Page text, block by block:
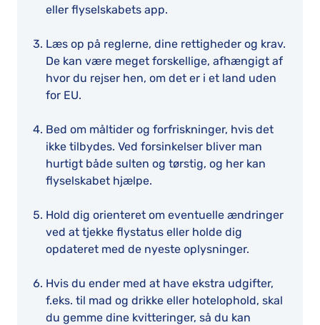
eller flyselskabets app.
Læs op på reglerne, dine rettigheder og krav.
De kan være meget forskellige, afhængigt af
hvor du rejser hen, om det er i et land uden
for EU.
Bed om måltider og forfriskninger, hvis det
ikke tilbydes. Ved forsinkelser bliver man
hurtigt både sulten og tørstig, og her kan
flyselskabet hjælpe.
Hold dig orienteret om eventuelle ændringer
ved at tjekke flystatus eller holde dig
opdateret med de nyeste oplysninger.
Hvis du ender med at have ekstra udgifter,
f.eks. til mad og drikke eller hotelophold, skal
du gemme dine kvitteringer, så du kan